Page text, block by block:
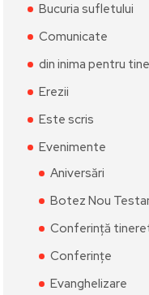
Bucuria sufletului
Comunicate
din inima pentru tine
Erezii
Este scris
Evenimente
Aniversări
Botez Nou
Conferință
Conferințe
Evanghelizare